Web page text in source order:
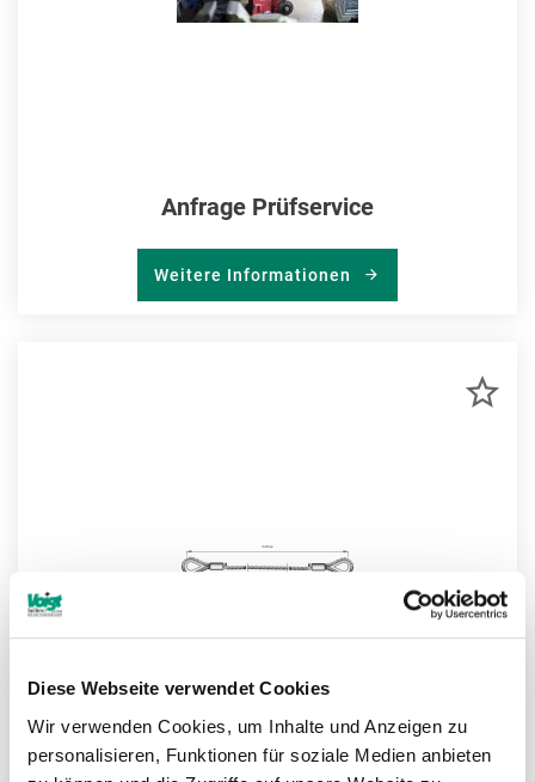
Diese Webseite verwendet Cookies
Wir verwenden Cookies, um Inhalte und Anzeigen zu
personalisieren, Funktionen für soziale Medien anbieten
Anfrage Prüfservice
Weitere Informationen